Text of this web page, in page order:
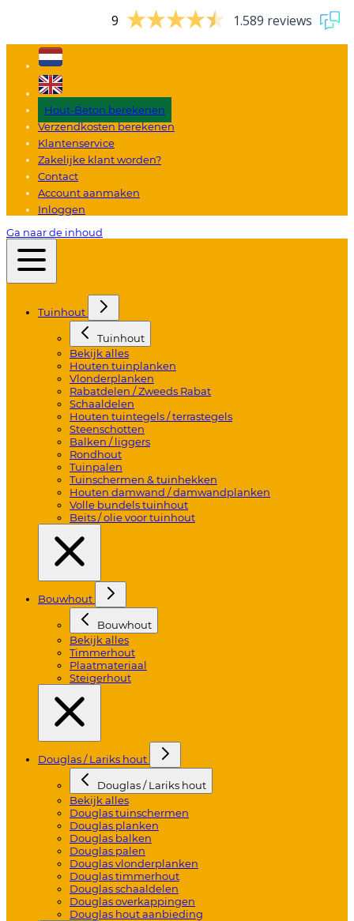
9 1.589 reviews
Hout-Beton berekenen
Verzendkosten berekenen
Klantenservice
Zakelijke klant worden?
Contact
Account aanmaken
Inloggen
Ga naar de inhoud
Tuinhout
Tuinhout
Bekijk alles
Houten tuinplanken
Vlonderplanken
Rabatdelen / Zweeds Rabat
Schaaldelen
Houten tuintegels / terrastegels
Steenschotten
Balken / liggers
Rondhout
Tuinpalen
Tuinschermen & tuinhekken
Houten damwand / damwandplanken
Volle bundels tuinhout
Beits / olie voor tuinhout
Bouwhout
Bouwhout
Bekijk alles
Timmerhout
Plaatmateriaal
Steigerhout
Douglas / Lariks hout
Douglas / Lariks hout
Bekijk alles
Douglas tuinschermen
Douglas planken
Douglas balken
Douglas palen
Douglas vlonderplanken
Douglas timmerhout
Douglas schaaldelen
Douglas overkappingen
Douglas hout aanbieding